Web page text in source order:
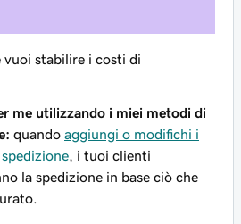
vuoi stabilire i costi di
me utilizzando i miei metodi di
quando aggiungi o modifichi i
, i tuoi clienti
la spedizione in base ciò che